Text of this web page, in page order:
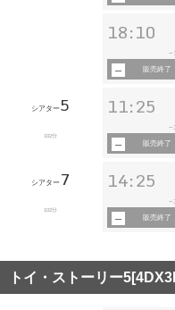
18:10
~
販売終了
シアター5
102分
11:25
~
販売終了
シアター 7
102分
14:25
~
販売終了
トイ・ストーリー